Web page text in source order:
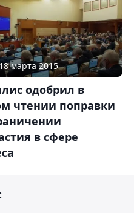
марта 2015
одобрил в
чтении поправки
в сфере